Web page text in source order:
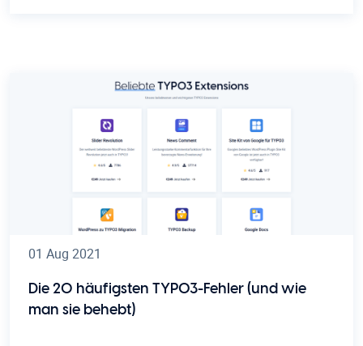
01 Aug 2021
Die 20 häufigsten TYPO3-Fehler (und wie
man sie behebt)